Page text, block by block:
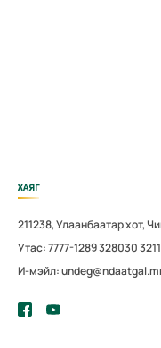
ХАЯГ
211238, Улаанбаатар хот,
Утас: 7777-1289 328030
И-мэйл: